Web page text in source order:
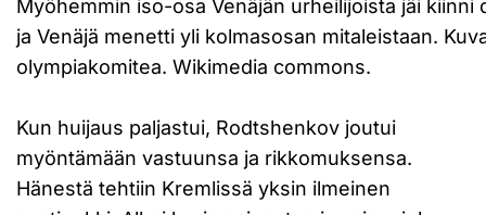
Myöhemmin iso-osa Venäjän urheilijoista jäi kiinni
ja Venäjä menetti yli kolmasosan mitaleistaan.
olympiakomitea. Wikimedia commons.
Kun huijaus paljastui, Rodtshenkov joutui
myöntämään vastuunsa ja rikkomuksensa.
Hänestä tehtiin Kremlissä yksin ilmeinen